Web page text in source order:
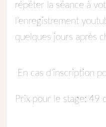
répéter la séance à
l’enregistrement
quelques jours après
En cas d’inscription
Prix pour le stage: 49